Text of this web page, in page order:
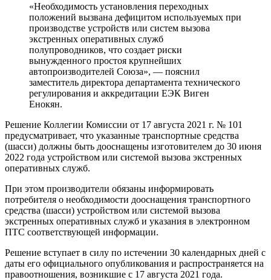
«Необходимость установления переходных
положений вызвана дефицитом используемых при
производстве устройств или систем вызова
экстренных оперативных служб
полупроводников, что создает риски
вынужденного простоя крупнейших
автопроизводителей Союза», — пояснил
заместитель директора департамента технического
регулирования и аккредитации ЕЭК Виген
Енокян.
Решение Коллегии Комиссии от 17 августа 2021 г. № 101
предусматривает, что указанные транспортные средства
(шасси) должны быть дооснащены изготовителем до 30 июня
2022 года устройством или системой вызова экстренных
оперативных служб.
При этом производители обязаны информировать
потребителя о необходимости дооснащения транспортного
средства (шасси) устройством или системой вызова
экстренных оперативных служб и указания в электронном
ПТС соответствующей информации.
Решение вступает в силу по истечении 30 календарных дней с
даты его официального опубликования и распространяется на
правоотношения, возникшие с 17 августа 2021 года.